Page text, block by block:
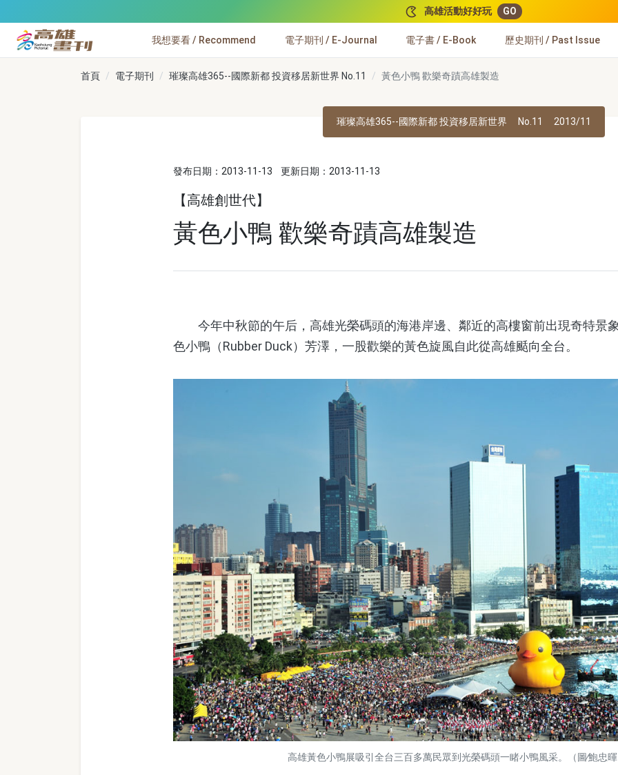
高雄活動好好玩 GO
高雄畫刊
我想要看 / Recommend 電子期刊 / E-Journal 電子書 / E-Book 歷史期刊 / Past Issue
首頁 電子期刊 璀璨高雄365--國際新都 投資移居新世界 No.11 黃色小鴨 歡樂奇蹟高雄製造
璀璨高雄365--國際新都 投資移居新世界 No.11 2013/11
發布日期：2013-11-13 更新日期：2013-11-13
【高雄創世代】
黃色小鴨 歡樂奇蹟高雄製造
今年中秋節的午后，高雄光榮碼頭的海港岸邊、鄰近的高樓窗前出現奇特景
色小鴨（Rubber Duck）芳澤，一股歡樂的黃色旋風自此從高雄颳向全台。
高雄黃色小鴨展吸引全台三百多萬民眾到光榮碼頭一睹小鴨風采。（圖∕鮑忠